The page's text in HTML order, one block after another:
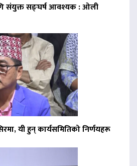
संयुक्त सङ्घर्ष आवश्यक : ओली
यी हुन् कार्यसमितिको निर्णयहरू